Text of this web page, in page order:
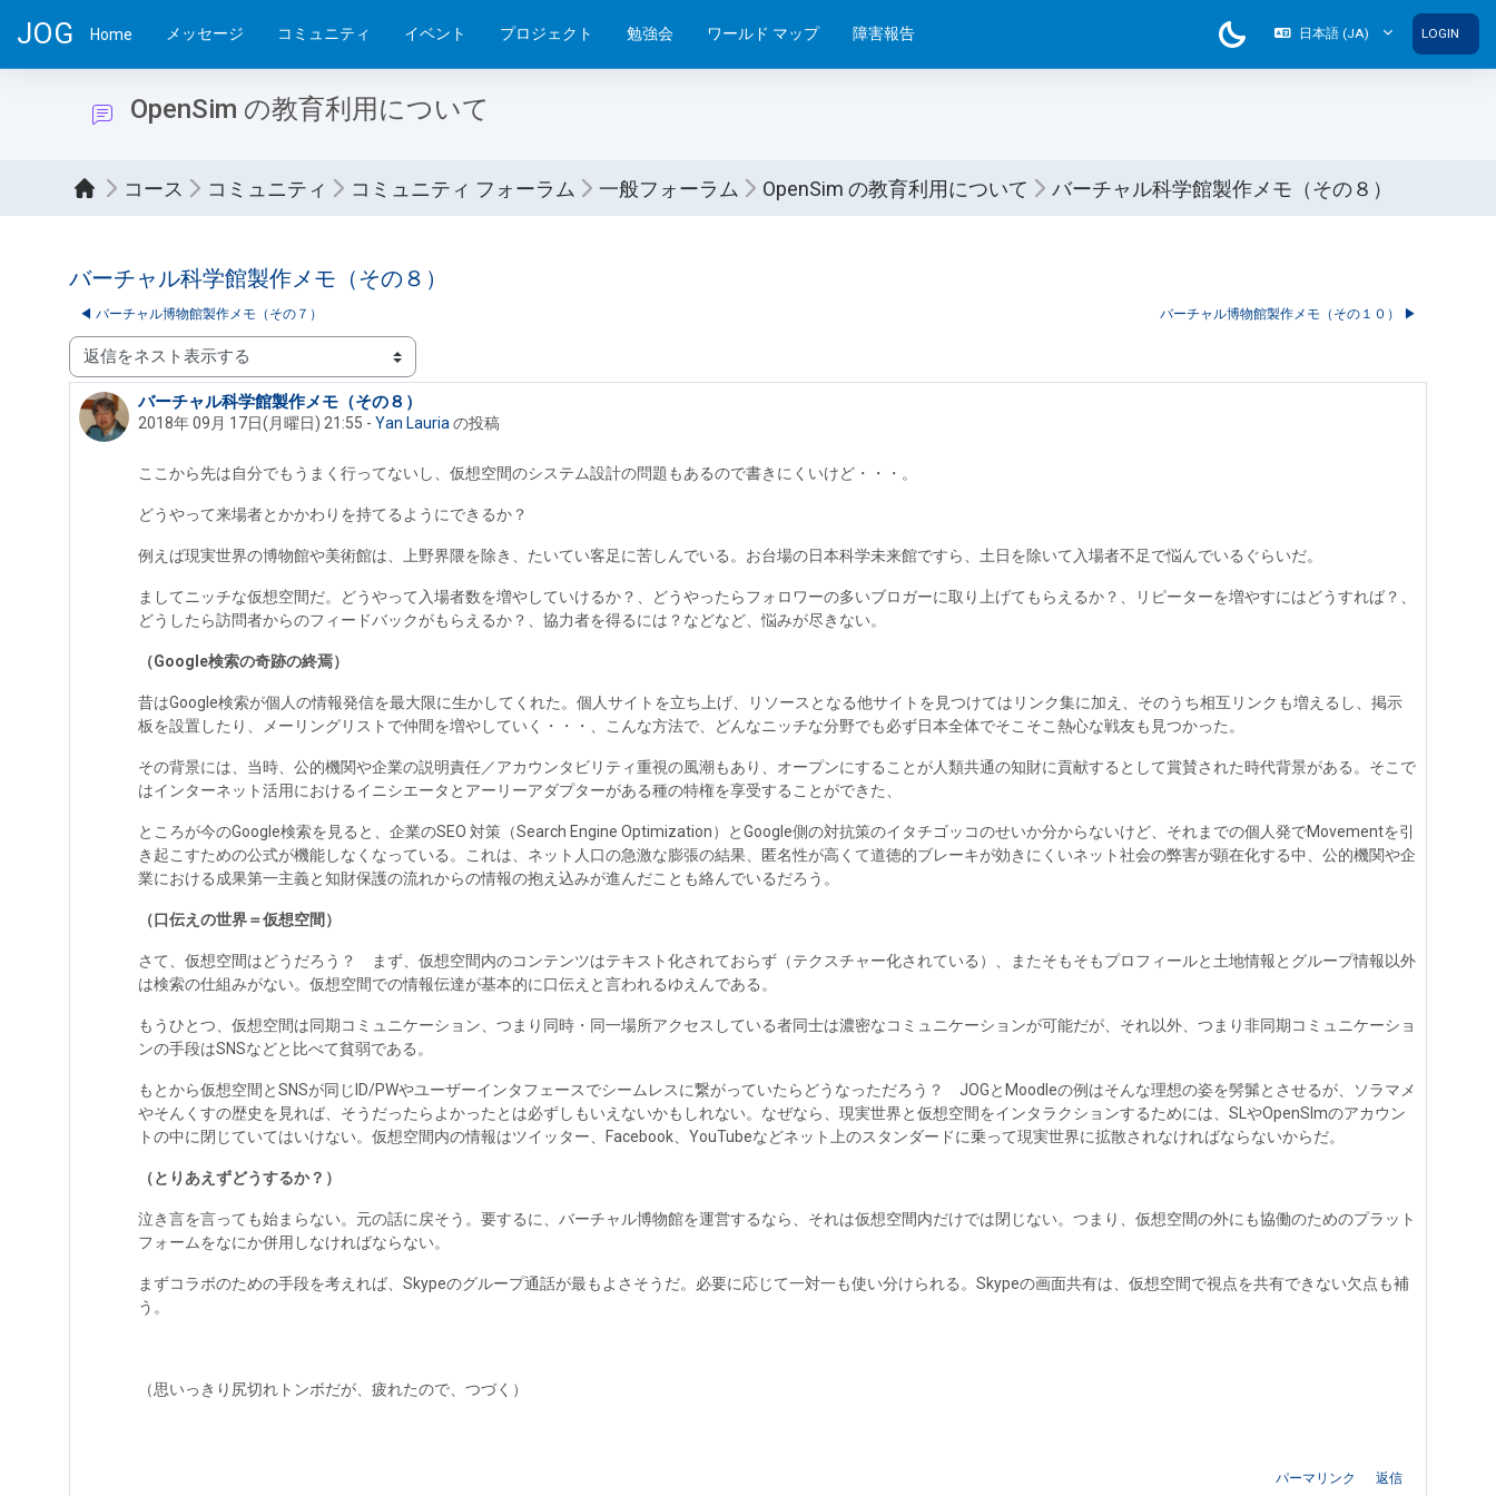
JOG Home メッセージ コミュニティ イベント プロジェクト 勉強会 ワールド マップ 障害報告 日本語 ‎(JA)‎ LOGIN
OpenSim の教育利用について
コース コミュニティ コミュニティ フォーラム 一般フォーラム OpenSim の教育利用について バーチャル科学館製作メモ（その８）
バーチャル科学館製作メモ（その８）
◀︎ バーチャル博物館製作メモ（その７） バーチャル博物館製作メモ（その１０） ▶︎
表示モード
バーチャル科学館製作メモ（その８）
2018年 09月 17日(月曜日) 21:55 - Yan Lauria の投稿
返信数: 0
ここから先は自分でもうまく行ってないし、仮想空間のシステム設計の問題もあるので書きにくいけど・・・。
どうやって来場者とかかわりを持てるようにできるか？
例えば現実世界の博物館や美術館は、上野界隈を除き、たいてい客足に苦しんでいる。お台場の日本科学未来館ですら、土日を除いて入場者不足で悩んでいるぐらいだ。
ましてニッチな仮想空間だ。どうやって入場者数を増やしていけるか？、どうやったらフォロワーの多いブロガーに取り上げてもらえるか？、リピーターを増やすにはどうすれば？、
どうしたら訪問者からのフィードバックがもらえるか？、協力者を得るには？などなど、悩みが尽きない。
（Google検索の奇跡の終焉）
昔はGoogle検索が個人の情報発信を最大限に生かしてくれた。個人サイトを立ち上げ、リソースとなる他サイトを見つけてはリンク集に加え、そのうち相互リンクも増えるし、掲示
板を設置したり、メーリングリストで仲間を増やしていく・・・、こんな方法で、どんなニッチな分野でも必ず日本全体でそこそこ熱心な戦友も見つかった。
その背景には、当時、公的機関や企業の説明責任／アカウンタビリティ重視の風潮もあり、オープンにすることが人類共通の知財に貢献するとして賞賛された時代背景がある。そこで
はインターネット活用におけるイニシエータとアーリーアダプターがある種の特権を享受することができた、
ところが今のGoogle検索を見ると、企業のSEO 対策（Search Engine Optimization）とGoogle側の対抗策のイタチゴッコのせいか分からないけど、それまでの個人発でMovementを引
き起こすための公式が機能しなくなっている。これは、ネット人口の急激な膨張の結果、匿名性が高くて道徳的ブレーキが効きにくいネット社会の弊害が顕在化する中、公的機関や企
業における成果第一主義と知財保護の流れからの情報の抱え込みが進んだことも絡んでいるだろう。
（口伝えの世界＝仮想空間）
さて、仮想空間はどうだろう？ まず、仮想空間内のコンテンツはテキスト化されておらず（テクスチャー化されている）、またそもそもプロフィールと土地情報とグループ情報以外
は検索の仕組みがない。仮想空間での情報伝達が基本的に口伝えと言われるゆえんである。
もうひとつ、仮想空間は同期コミュニケーション、つまり同時・同一場所アクセスしている者同士は濃密なコミュニケーションが可能だが、それ以外、つまり非同期コミュニケーショ
ンの手段はSNSなどと比べて貧弱である。
もとから仮想空間とSNSが同じID/PWやユーザーインタフェースでシームレスに繋がっていたらどうなっただろう？ JOGとMoodleの例はそんな理想の姿を髣髴とさせるが、ソラマメ
やそんくすの歴史を見れば、そうだったらよかったとは必ずしもいえないかもしれない。なぜなら、現実世界と仮想空間をインタラクションするためには、SLやOpenSImのアカウン
トの中に閉じていてはいけない。仮想空間内の情報はツイッター、Facebook、YouTubeなどネット上のスタンダードに乗って現実世界に拡散されなければならないからだ。
（とりあえずどうするか？）
泣き言を言っても始まらない。元の話に戻そう。要するに、バーチャル博物館を運営するなら、それは仮想空間内だけでは閉じない。つまり、仮想空間の外にも協働のためのプラット
フォームをなにか併用しなければならない。
まずコラボのための手段を考えれば、Skypeのグループ通話が最もよさそうだ。必要に応じて一対一も使い分けられる。Skypeの画面共有は、仮想空間で視点を共有できない欠点も補
う。
（思いっきり尻切れトンボだが、疲れたので、つづく）
パーマリンク 返信